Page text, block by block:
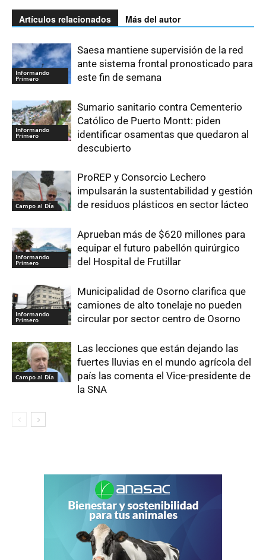
Artículos relacionados Más del autor
Informando
Primero
Saesa mantiene supervisión de la red
ante sistema frontal pronosticado para
este fin de semana
Informando
Primero
Sumario sanitario contra Cementerio
Católico de Puerto Montt: piden
identificar osamentas que quedaron al
descubierto
Campo al Día
ProREP y Consorcio Lechero
impulsarán la sustentabilidad y gestión
de residuos plásticos en sector lácteo
Informando
Primero
Aprueban más de $620 millones para
equipar el futuro pabellón quirúrgico
del Hospital de Frutillar
Informando
Primero
Municipalidad de Osorno clarifica que
camiones de alto tonelaje no pueden
circular por sector centro de Osorno
Campo al Día
Las lecciones que están dejando las
fuertes lluvias en el mundo agrícola del
país las comenta el Vice-presidente de
la SNA